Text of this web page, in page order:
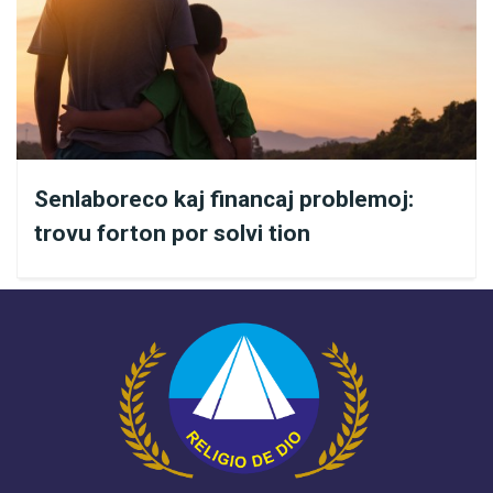
de sia aĝo. Por ke oni sukcesu senti sin tia, la Religio de
la Universala Amo instruas, ke ekzistas Idealo, kiu
devas inspiri ĉiujn agojn: la Idealo de Bonfarado.
bonfaroj, kiuj, aplikate ekvilibre, inteligente kaj kun Bona
Volo, ne lasas nin maljuniĝi. “La homo maljuniĝas nur
Tial, ni konsilas, ke oni praktiku Bonon surbaze de la
Nova Ordono de Jesuo:
Senlaboreco kaj financaj problemoj:
trovu forton por solvi tion